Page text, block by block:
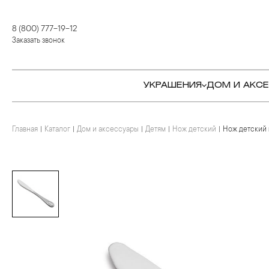
8 (800) 777-19-12
Заказать звонок
УКРАШЕНИЯ
КОЛЬЦА
БРОШИ
ДОМ И
СТОЛОВЫЕ ПРИБОРЫ
ДЛЯ КОФЕ
КОЛЬЦА
КОЛЬЕ И ПОДВЕСКИ
Главная Каталог Дом и аксессуары Детям Нож детский Нож детский